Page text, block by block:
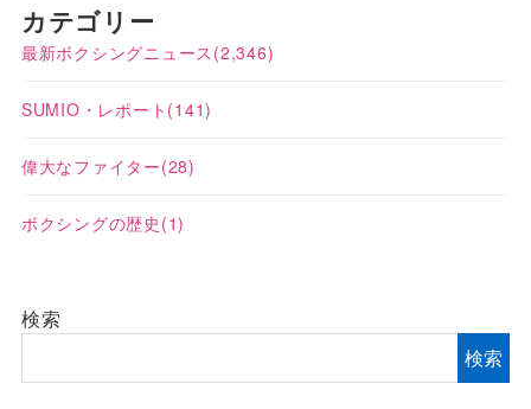
カテゴリー
最新ボクシングニュース (2,346)
SUMIO・レポート (141)
偉大なファイター(28)
ボクシングの歴史 (1)
検索
検索